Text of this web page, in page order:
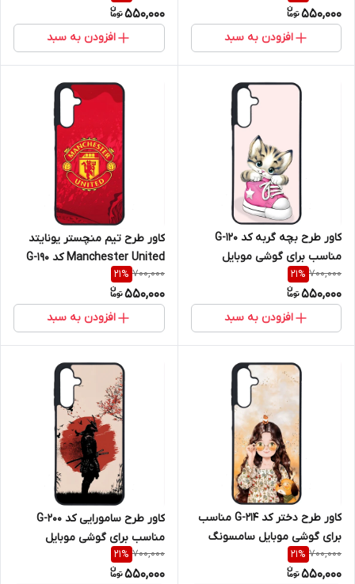
5G
550,000
افزودن به سبد
Galaxy A16 4G / A16 5G
550,000
افزودن به سبد
کاور طرح بچه گربه کد G-120
مناسب برای گوشی موبایل
سامسونگ Galaxy A16 4G / A16
5G
700,000
21%
550,000
افزودن به سبد
کاور طرح تیم منچستر یونایتد
Manchester United کد G-190
مناسب برای گوشی موبایل
سامسونگ Galaxy A16 4G / A16
700,000
21%
550,000
افزودن به سبد
کاور طرح دختر کد G-214 مناسب
برای گوشی موبایل سامسونگ
Galaxy A16 4G / A16 5G
700,000
21%
550,000
کاور طرح سامورایی کد G-200
مناسب برای گوشی موبایل
سامسونگ Galaxy A16 4G / A16
5G
700,000
21%
550,000